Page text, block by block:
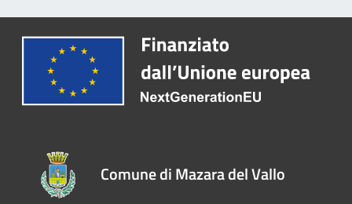
Comune di Mazara del Vallo